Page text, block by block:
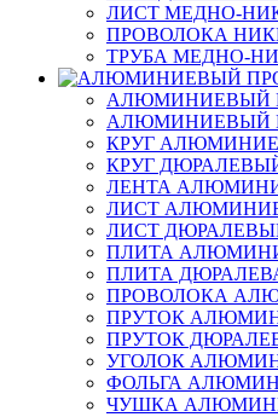
ЛИСТ МЕДНО-
ПРОВОЛОКА
ТРУБА МЕДНО-
АЛЮМИНИЕВЫЙ
АЛЮМИНИЕВЫЙ
КРУГ
КРУГ
ЛЕНТА
ЛИСТ
ЛИСТ
ПЛИТА
ПЛИТА
ПРОВОЛОКА
ПРУТОК
ПРУТОК
УГОЛОК
ФОЛЬГА
ЧУШКА